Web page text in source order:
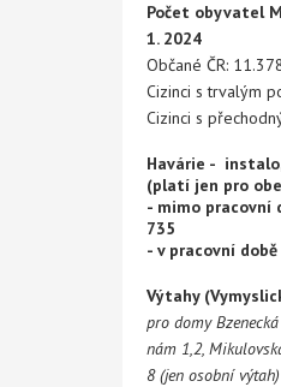
Počet obyvatel
1. 2024
Občané ČR:
Cizinci s trvalým
Cizinci s
Havárie -
(platí jen pro
- mimo pracovní
735
- v pracovní
Výtahy
pro domy
nám 1,2,
8 (jen osobní výtah)